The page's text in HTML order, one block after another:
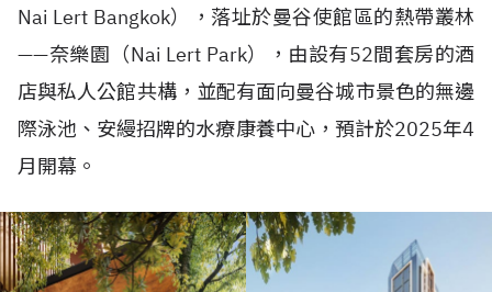
Nai Lert Bangkok），落址於曼谷使館區的熱帶叢林
——奈樂園（Nai Lert Park），由設有52間套房的酒
店與私人公館共構，並配有面向曼谷城市景色的無邊
際泳池、安縵招牌的水療康養中心，預計於2025年4
月開幕。